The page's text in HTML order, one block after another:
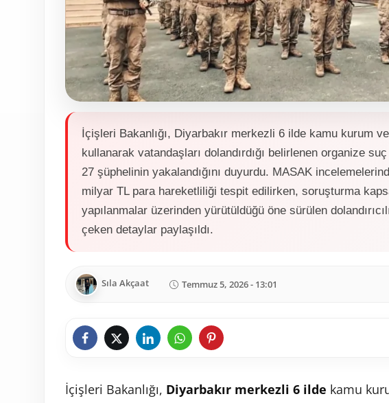
İçişleri Bakanlığı, Diyarbakır merkezli 6 ilde kamu kurum
kullanarak vatandaşları dolandırdığı belirlenen organize
27 şüphelinin yakalandığını duyurdu. MASAK
milyar TL para hareketliliği tespit edilirken, soruşturma
yapılanmalar üzerinden yürütüldüğü öne sürülen
çeken detaylar paylaşıldı.
Sıla Akçaat Temmuz 5, 2026 - 13:01
İçişleri Bakanlığı, Diyarbakır merkezli 6 ilde kamu